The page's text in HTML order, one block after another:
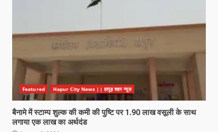
Featured Hapur City News || हापुड़ शहर न्यूज़
बैनामे में स्टाम्प शुल्क की कमी की पुष्टि पर 1.90 लाख वसूली के साथ
लगाया एक लाख का अर्थदंड